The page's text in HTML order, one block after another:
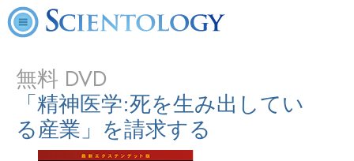
無料 DVD
「精神医学:死を生み出してい
る産業」 を請求する